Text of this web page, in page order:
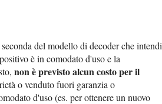
del modello di decoder che intendi
è in comodato d'uso e la
non è previsto alcun costo per il
o venduto fuori garanzia o
d'uso (es. per ottenere un nuovo